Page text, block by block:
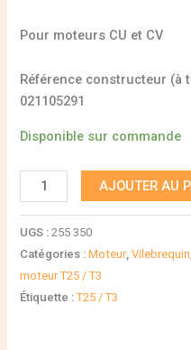
Pour moteurs CU et CV
Référence constructeur (à
021105291
Disponible sur commande
AJOUTER AU
UGS :255 350
Catégories :Moteur,
moteur T25 / T3
Étiquette :T25 / T3